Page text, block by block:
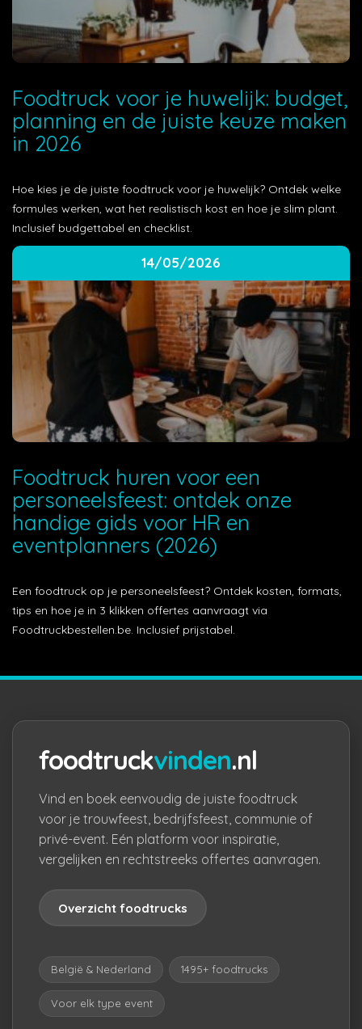
Foodtruck voor je huwelijk: budget,
planning en de juiste keuze maken
in 2026
Hoe kies je de juiste foodtruck voor je huwelijk? Ontdek welke
formules werken, wat het realistisch kost en hoe je slim plant.
Inclusief budgettabel en checklist.
14/05/2026
Foodtruck huren voor een
personeelsfeest: ontdek onze
handige gids voor HR en
eventplanners (2026)
Een foodtruck op je personeelsfeest? Ontdek kosten, formats,
tips en hoe je in 3 klikken offertes aanvraagt via
Foodtruckbestellen.be. Inclusief prijstabel.
foodtruckvinden.nl
Vind en boek eenvoudig de juiste foodtruck
voor je trouwfeest, bedrijfsfeest, communie of
privé-event. Eén platform voor inspiratie,
vergelijken en rechtstreeks offertes aanvragen.
Overzicht foodtrucks
België & Nederland 1495+ foodtrucks
Voor elk type event